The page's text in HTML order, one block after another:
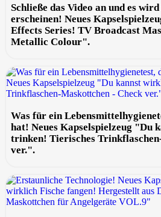
Schließe das Video an und es
erscheinen! Neues
Effects Series! TV Broadcast
Metallic Colour".
Was für ein
hat! Neues Kapselspielzeug "Du
trinken! Tierisches
ver.".